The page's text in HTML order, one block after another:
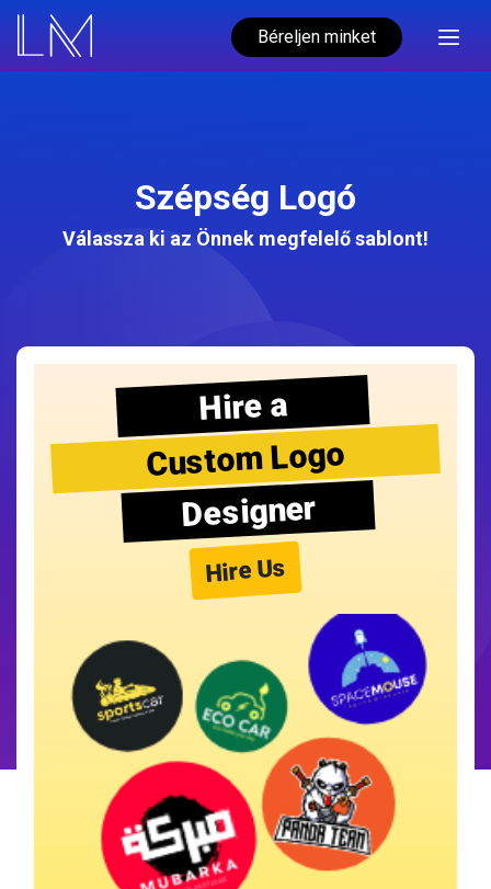
Béreljen minket
Szépség Logó
Válassza ki az Önnek megfelelő sablont!
Hire a
Custom Logo
Designer
Hire Us